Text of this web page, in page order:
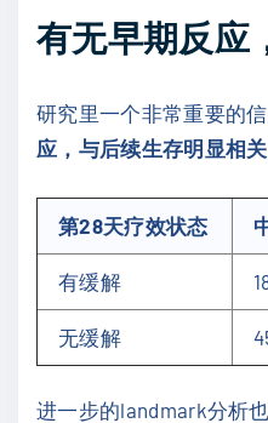
有无早期反应
研究里一个非常重要的
应，与后续生存明显相关
第28天疗效状态
有缓解
无缓解
进一步的landmark分析